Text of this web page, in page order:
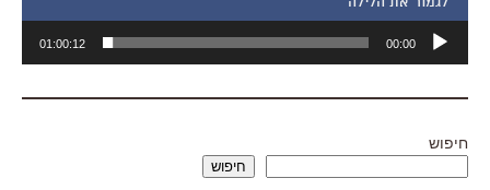
״לגמור את הלילה״
אודיו
00:00
01:00:12
חיפוש
חיפוש